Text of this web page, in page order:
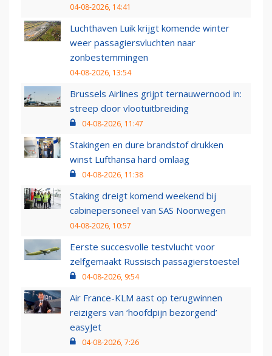
04-08-2026, 14:41
Luchthaven Luik krijgt komende winter
weer passagiersvluchten naar
zonbestemmingen
04-08-2026, 13:54
Brussels Airlines grijpt ternauwernood in:
streep door vlootuitbreiding
04-08-2026, 11:47
Stakingen en dure brandstof drukken
winst Lufthansa hard omlaag
04-08-2026, 11:38
Staking dreigt komend weekend bij
cabinepersoneel van SAS Noorwegen
04-08-2026, 10:57
Eerste succesvolle testvlucht voor
zelfgemaakt Russisch passagierstoestel
04-08-2026, 9:54
Air France-KLM aast op terugwinnen
reizigers van ‘hoofdpijn bezorgend’
easyJet
04-08-2026, 7:26